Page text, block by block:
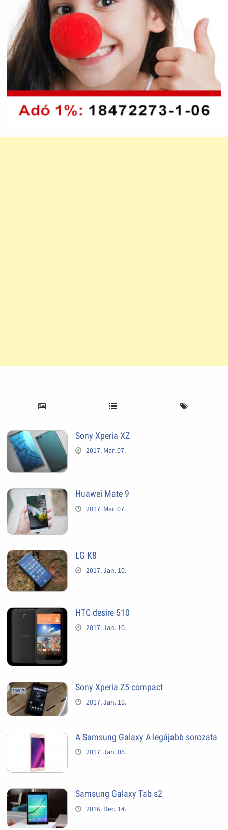
Sony Xperia XZ
2017. Mar. 07.
Huawei Mate 9
2017. Mar. 07.
LG K8
2017. Jan. 10.
HTC desire 510
2017. Jan. 10.
Sony Xperia Z5 compact
2017. Jan. 10.
A Samsung Galaxy A legújabb sorozata
2017. Jan. 05.
Samsung Galaxy Tab s2
2016. Dec. 14.